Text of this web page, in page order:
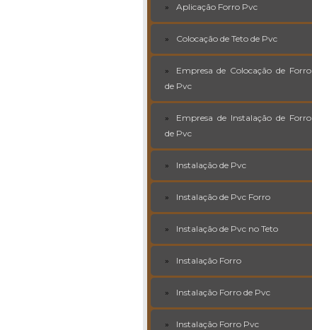
Aplicação Forro Pvc
Colocação de Teto de Pvc
Empresa de Colocação de Forro
de Pvc
Empresa de Instalação de Forro
de Pvc
Instalação de Pvc
Instalação de Pvc Forro
Instalação de Pvc no Teto
Instalação Forro
Instalação Forro de Pvc
Instalação Forro Pvc